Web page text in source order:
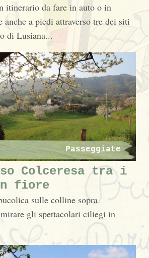
itinerario da fare in auto o in
a piedi attraverso tre dei siti
di Lusiana...
Passeggiate
Colceresa tra i
fiore
sulle colline sopra
gli spettacolari ciliegi in